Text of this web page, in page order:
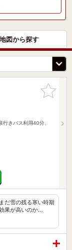
地図から探す
お気に入
りに追加
きバス利用40分、
だ雪の残る寒い時期
果が高いのか…